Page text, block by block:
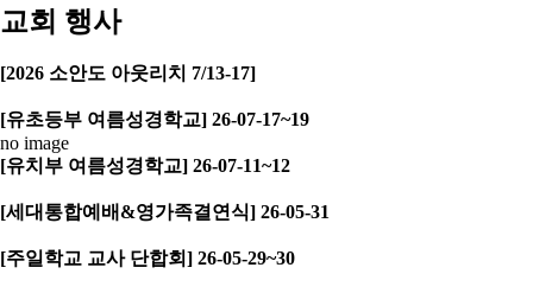
교회 행사
[2026 소안도 아웃리치 7/13-17]
[유초등부 여름성경학교] 26-07-17~19
no image
[유치부 여름성경학교] 26-07-11~12
[세대통합예배&영가족결연식] 26-05-31
[주일학교 교사 단합회] 26-05-29~30